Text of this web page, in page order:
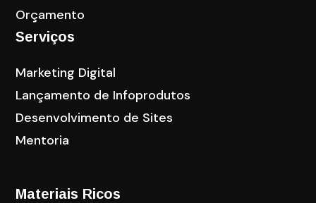
Orçamento
Serviços
Marketing Digital
Lançamento de Infoprodutos
Desenvolvimento de Sites
Mentoria
Materiais Ricos